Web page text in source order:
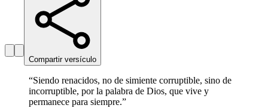
Compartir versículo
“Siendo renacidos, no de simiente corruptible, sino de
incorruptible, por la palabra de Dios, que vive y
permanece para siempre.”